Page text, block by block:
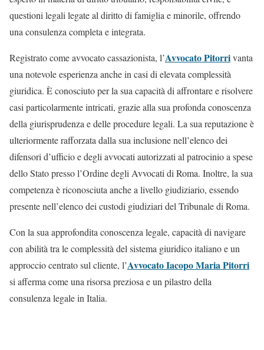
questioni legali legate al diritto di famiglia e minorile, offrendo
una consulenza completa e integrata.
Registrato come avvocato cassazionista, l’Avvocato Pitorrivanta
una notevole esperienza anche in casi di elevata complessità
giuridica. È conosciuto per la sua capacità di affrontare e risolvere
casi particolarmente intricati, grazie alla sua profonda conoscenza
della giurisprudenza e delle procedure legali. La sua reputazione è
ulteriormente rafforzata dalla sua inclusione nell’elenco dei
difensori d’ufficio e degli avvocati autorizzati al patrocinio a spese
dello Stato presso l’Ordine degli Avvocati di Roma. Inoltre, la sua
competenza è riconosciuta anche a livello giudiziario, essendo
presente nell’elenco dei custodi giudiziari del Tribunale di Roma.
Con la sua approfondita conoscenza legale, capacità di navigare
con abilità tra le complessità del sistema giuridico italiano e un
approccio centrato sul cliente, l’Avvocato Iacopo Maria Pitorri
si afferma come una risorsa preziosa e un pilastro della
consulenza legale in Italia.